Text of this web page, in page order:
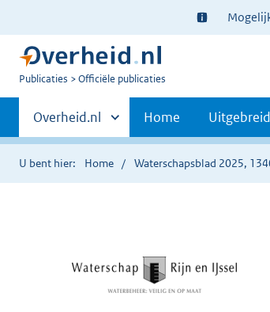
Ter
informatie:
U
Publicaties Officiële publicaties
Primaire
navigatie
Andere
sites
binnen
Overheid.nl Home
U bent hier: Home Waterschapsblad 2025,